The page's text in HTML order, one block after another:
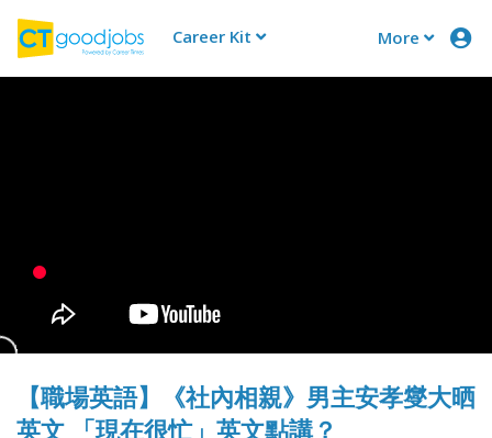
More
CTgoodjobs
Career Kit
【職場英語】《社內相親》男主安孝燮大晒
英文 「現在很忙」英文點講？